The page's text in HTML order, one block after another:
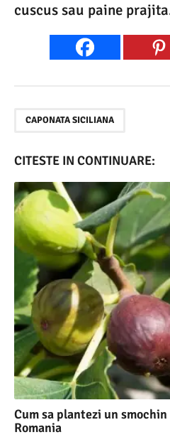
cuscus sau paine
CAPONATA SICILIANA
CITESTE IN CONTINUARE:
Cum sa plantezi un
Romania